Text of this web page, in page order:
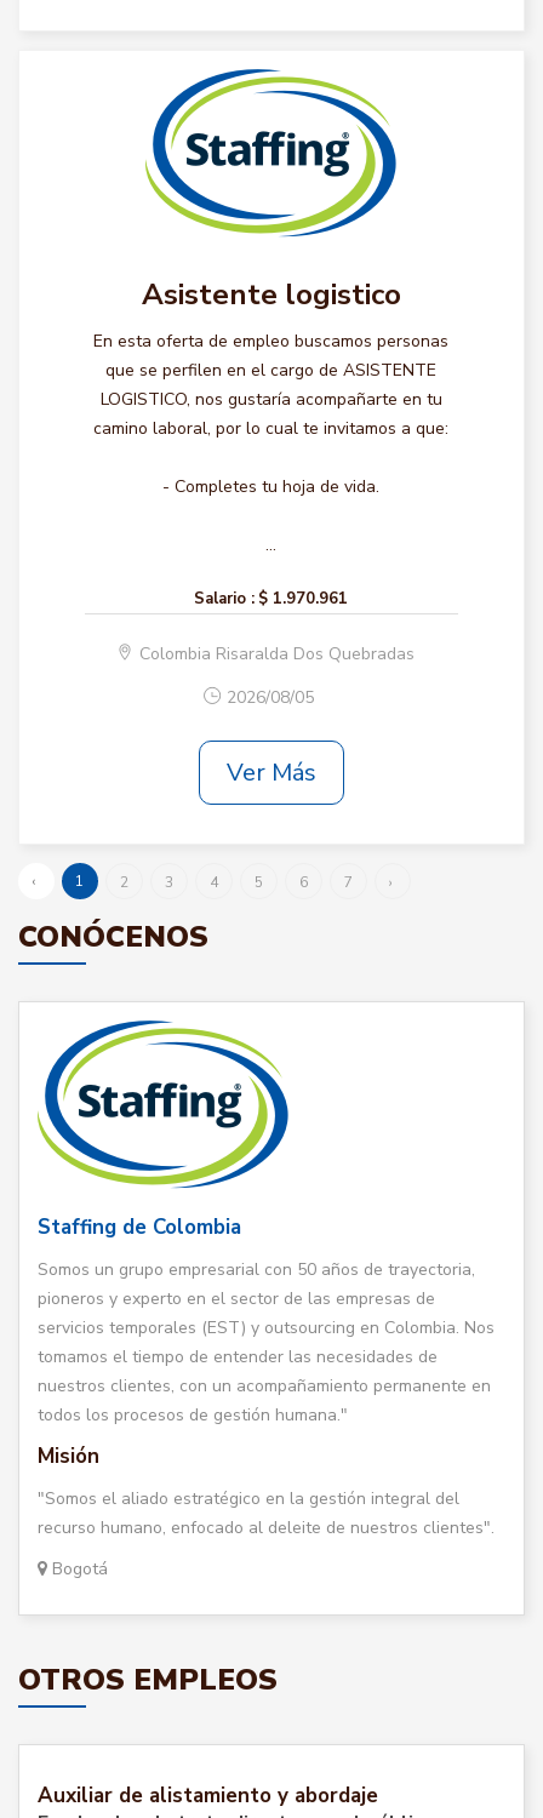
Asistente logistico
En esta oferta de empleo buscamos personas
que se perfilen en el cargo de ASISTENTE
LOGISTICO, nos gustaría acompañarte en tu
camino laboral, por lo cual te invitamos a que:
- Completes tu hoja de vida.
...
Salario : $ 1.970.961
Colombia Risaralda Dos Quebradas
2026/08/05
Ver Más
‹ 1 2 3 4 5 6 7 ›
CONÓCENOS
Staffing de Colombia
Somos un grupo empresarial con 50 años de trayectoria,
pioneros y experto en el sector de las empresas de
servicios temporales (EST) y outsourcing en Colombia. Nos
tomamos el tiempo de entender las necesidades de
nuestros clientes, con un acompañamiento permanente en
todos los procesos de gestión humana."
Misión
"Somos el aliado estratégico en la gestión integral del
recurso humano, enfocado al deleite de nuestros clientes".
Bogotá
OTROS EMPLEOS
Auxiliar de alistamiento y abordaje